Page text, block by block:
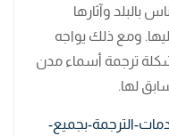
بالبلد وآثارها
ومع ذلك يواجه
ترجمة أسماء مدن
لها.